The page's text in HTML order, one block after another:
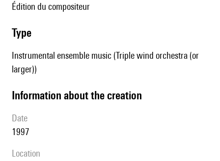
édition du compositeur
type
Instrumental ensemble music (Triple wind orchestra (or
larger))
information about the creation
date
1997
location